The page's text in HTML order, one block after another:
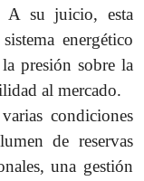
A su juicio, esta
energético
presión sobre la
al mercado.
condiciones
de reservas
una gestión